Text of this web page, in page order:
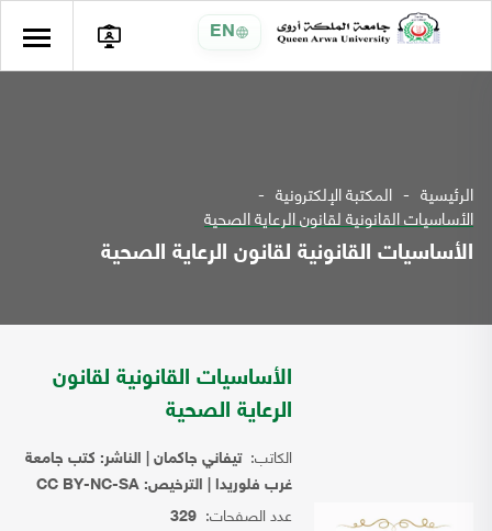
EN
الرئيسية المكتبة الإلكترونية
الأساسيات القانونية لقانون الرعاية الصحية
الأساسيات القانونية لقانون الرعاية الصحية
الأساسيات القانونية لقانون
الرعاية الصحية
الكاتب:تيفاني جاكمان | الناشر: كتب جامعة
غرب فلوريدا | الترخيص: CC BY-NC-SA
عدد الصفحات: 329